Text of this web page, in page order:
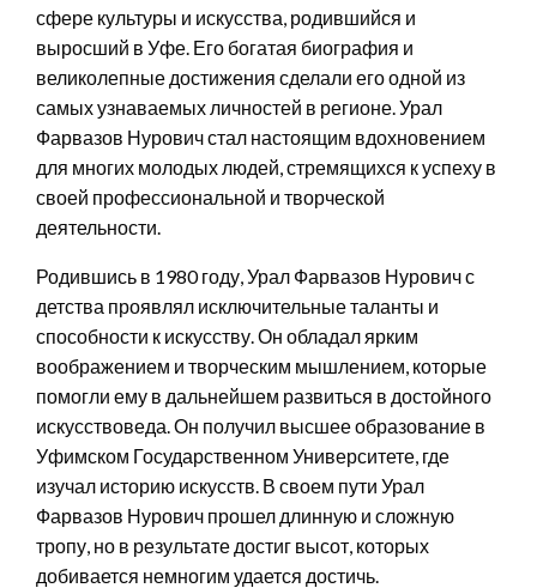
сфере культуры и искусства, родившийся и
выросший в Уфе. Его богатая биография и
великолепные достижения сделали его одной из
самых узнаваемых личностей в регионе. Урал
Фарвазов Нурович стал настоящим вдохновением
для многих молодых людей, стремящихся к успеху в
своей профессиональной и творческой
деятельности.
Родившись в 1980 году, Урал Фарвазов Нурович с
детства проявлял исключительные таланты и
способности к искусству. Он обладал ярким
воображением и творческим мышлением, которые
помогли ему в дальнейшем развиться в достойного
искусствоведа. Он получил высшее образование в
Уфимском Государственном Университете, где
изучал историю искусств. В своем пути Урал
Фарвазов Нурович прошел длинную и сложную
тропу, но в результате достиг высот, которых
добивается немногим удается достичь.